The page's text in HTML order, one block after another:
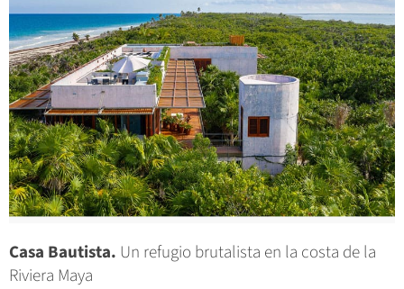
Casa Bautista. Un refugio brutalista en la costa de la
Riviera Maya